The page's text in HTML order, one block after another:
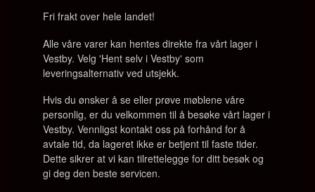
Fri frakt over hele landet!
Alle våre varer kan hentes direkte fra vårt lager i
Vestby. Velg 'Hent selv i Vestby' som
leveringsalternativ ved utsjekk.
Hvis du ønsker å se eller prøve møblene våre
personlig, er du velkommen til å besøke vårt lager i
Vestby. Vennligst kontakt oss på forhånd for å
avtale tid, da lageret ikke er betjent til faste tider.
Dette sikrer at vi kan tilrettelegge for ditt besøk og
gi deg den beste servicen.